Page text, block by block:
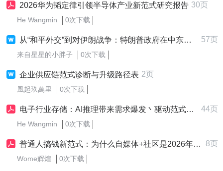
2026华为韬定律引领半导体产业新范式研究报告 30页
He Wangmin 0次下载
从“和平外交”到对伊朗战争：特朗普政府在中东低成本维持霸权范式的终结 57页
来自星星的小胖子 0次下载
企业供应链范式诊断与升级路径表 2页
風起玖萬里 0次下载
电子行业存储：AI推理带来需求爆发丶驱动范式升级，周期能见度大幅拉长-260516-中泰证券-44页 44页
He Wangmin 0次下载
普通人搞钱新范式：为什么自媒体+社区是2026年最稳的轻创业金矿？ 8页
Wome辉煌 0次下载